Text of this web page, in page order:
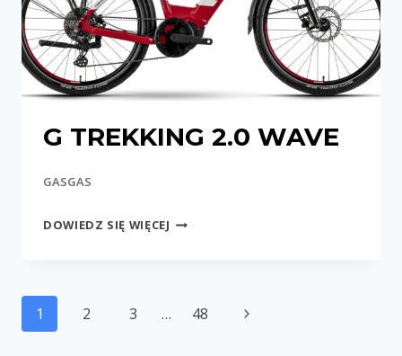
G TREKKING 2.0 WAVE
GASGAS
DOWIEDZ SIĘ WIĘCEJ
Nawigacja
strony
1 2 3 … 48
Następna